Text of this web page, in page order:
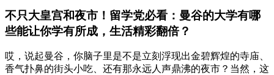
不只大皇宫和夜市！留学党必看：曼谷的大学有哪
些能让你学有所成，生活精彩翻倍？
哎，说起曼谷，你脑子里是不是立刻浮现出金碧辉煌的寺庙、
香气扑鼻的街头小吃、还有那永远人声鼎沸的夜市？当然，这